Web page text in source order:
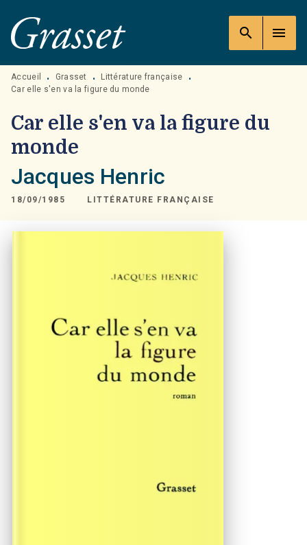
MENU RECHERCHE
PIED DE PAGE
search menu
Accueil • Grasset • Littérature française
•
Car elle s'en va la figure du monde
Car elle s'en va la figure du
monde
Jacques Henric
18/09/1985 LITTÉRATURE FRANÇAISE